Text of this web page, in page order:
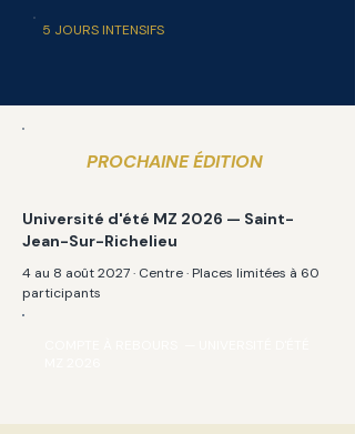
5 JOURS INTENSIFS
PROCHAINE ÉDITION
Université d'été MZ 2026 — Saint-
Jean-Sur-Richelieu
4 au 8 août 2027 · Centre · Places limitées à 60
participants